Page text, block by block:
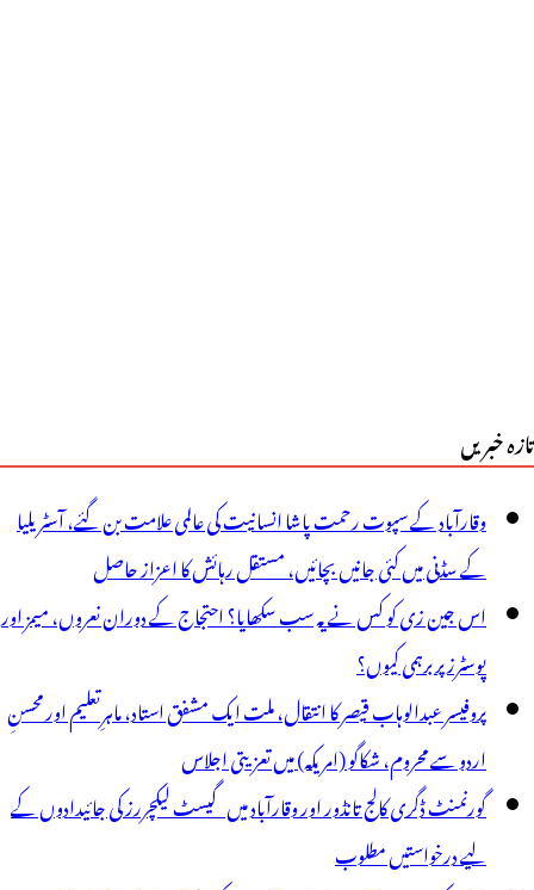
تازہ خبریں
وقارآباد کے سپوت رحمت پاشا انسانیت کی عالمی علامت بن گئے، آسٹریلیا
کے سڈنی میں کئی جانیں بچائیں، مستقل رہائش کا اعزاز حاصل
اس جین زی کو کس نے یہ سب سکھایا؟ احتجاج کے دوران نعروں، میمز اور
پوسٹرز پر برہمی کیوں؟
پروفیسر عبدالوہاب قیصر کا انتقال، ملت ایک مشفق استاد، ماہرِتعلیم اور محسنِ
اردو سے محروم، شکاگو (امریکہ) میں تعزیتی اجلاس
گورنمنٹ ڈگری کالج تانڈور اور وقارآباد میں گیسٹ لیکچررز کی جائیدادوں کے
لیے درخواستیں مطلوب